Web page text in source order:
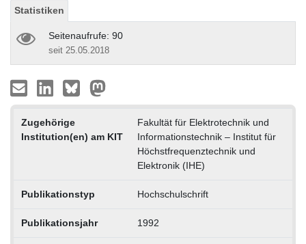
Statistiken
Seitenaufrufe: 90
seit 25.05.2018
Zugehörige
Institution(en) am KIT
Fakultät für Elektrotechnik und
Informationstechnik – Institut für
Höchstfrequenztechnik und
Elektronik (IHE)
Publikationstyp Hochschulschrift
Publikationsjahr 1992